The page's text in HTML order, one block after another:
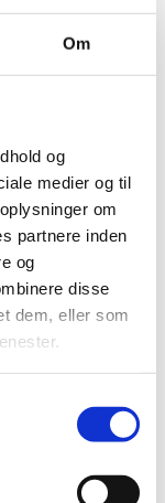
Om
og
medier og til
om
partnere inden
og
disse
dem, eller som